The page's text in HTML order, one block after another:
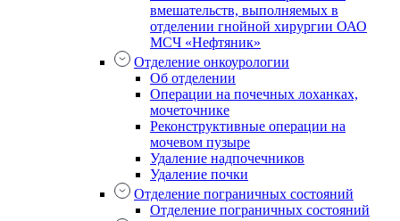
вмешательств, выполняемых в
отделении гнойной хирургии ОАО
МСЧ «Нефтяник»
Отделение онкоурологии
Об отделении
Операции на почечных лоханках,
мочеточнике
Реконструктивные операции на
мочевом пузыре
Удаление надпочечников
Удаление почки
Отделение пограничных состояний
Отделение пограничных состояний